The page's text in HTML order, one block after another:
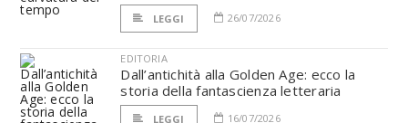
LEGGI 26/07/2026
EDITORIA
Dall’antichità alla Golden Age: ecco la
storia della fantascienza letteraria
LEGGI 16/07/2026